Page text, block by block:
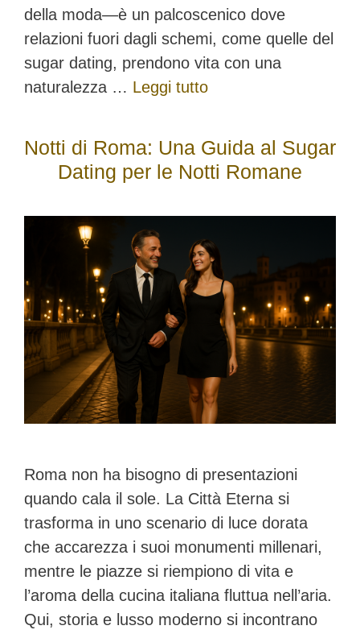
della moda—è un palcoscenico dove
relazioni fuori dagli schemi, come quelle del
sugar dating, prendono vita con una
naturalezza … Leggi tutto
Notti di Roma: Una Guida al Sugar
Dating per le Notti Romane
Roma non ha bisogno di presentazioni
quando cala il sole. La Città Eterna si
trasforma in uno scenario di luce dorata
che accarezza i suoi monumenti millenari,
mentre le piazze si riempiono di vita e
l’aroma della cucina italiana fluttua nell’aria.
Qui, storia e lusso moderno si incontrano